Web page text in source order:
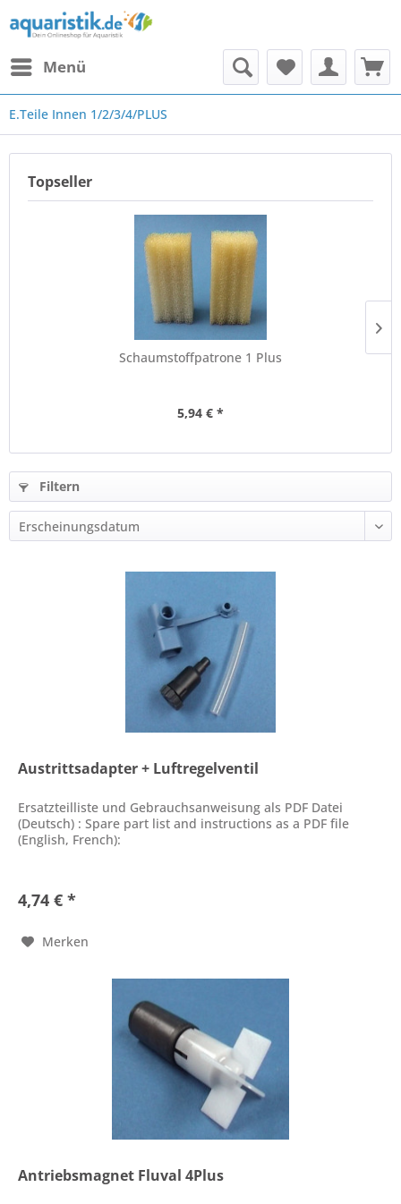
Menü
E.Teile Innen 1/2/3/4/PLUS
Topseller
Schaumstoffpatrone 1 Plus
5,94 € *
Filtern
Austrittsadapter + Luftregelventil
Ersatzteilliste und Gebrauchsanweisung als PDF Datei
(Deutsch) : Spare part list and instructions as a PDF file
(English, French):
4,74 € *
Merken
Antriebsmagnet Fluval 4Plus